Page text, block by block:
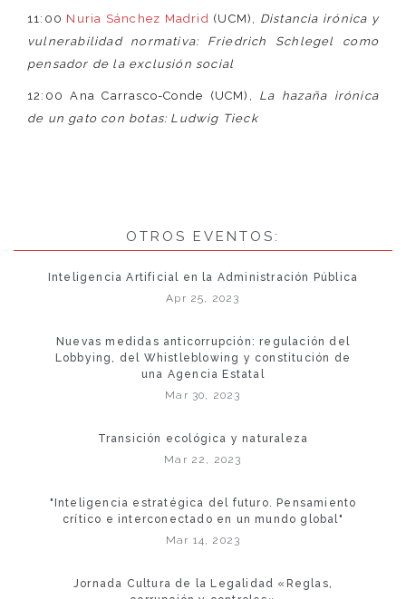
11:00 Nuria Sánchez Madrid (UCM), Distancia irónica y
vulnerabilidad normativa: Friedrich Schlegel como
pensador de la exclusión social
12:00 Ana Carrasco-Conde (UCM), La hazaña irónica
de un gato con botas: Ludwig Tieck
OTROS EVENTOS:
Inteligencia Artificial en la Administración Pública
Apr 25, 2023
Nuevas medidas anticorrupción: regulación del
Lobbying, del Whistleblowing y constitución de
una Agencia Estatal
Mar 30, 2023
Transición ecológica y naturaleza
Mar 22, 2023
"Inteligencia estratégica del futuro. Pensamiento
crítico e interconectado en un mundo global"
Mar 14, 2023
Jornada Cultura de la Legalidad «Reglas,